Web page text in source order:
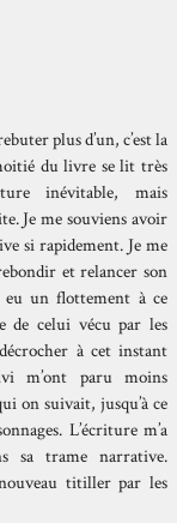
plus d’un, c’est la
du livre se lit très
inévitable, mais
Je me souviens avoir
si rapidement. Je me
et relancer son
eu un flottement à ce
de celui vécu par les
à cet instant
m’ont paru moins
on suivait, jusqu’à ce
L’écriture m’a
sa trame narrative.
titiller par les